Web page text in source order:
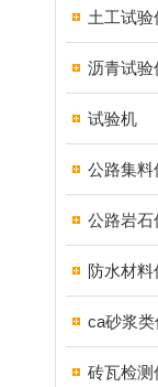
土工试验
沥青试验
试验机
公路集料
公路岩石
防水材料
ca砂浆类
砖瓦检测